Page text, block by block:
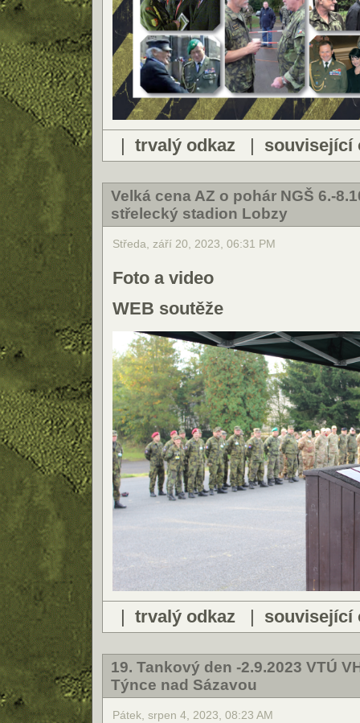
| trvalý odkaz | související
Velká cena AZ o pohár NGŠ 6.-
střelecký stadion Lobzy
Středa, září 20, 2023, 06:31 PM
Foto a video
WEB soutěže
| trvalý odkaz | související
19. Tankový den -2.9.2023 VTÚ
Týnce nad Sázavou
Pátek, srpen 4, 2023, 08:23 AM